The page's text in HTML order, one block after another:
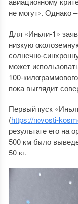
не могут». Однако
Для «Иньли-1»
низкую
солнечно-
может
100-
пока выглядит
Первый пуск
(https://novosti-
результате его на
500 км было
50 кг.